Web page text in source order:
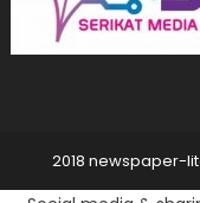
2018 newspaper-